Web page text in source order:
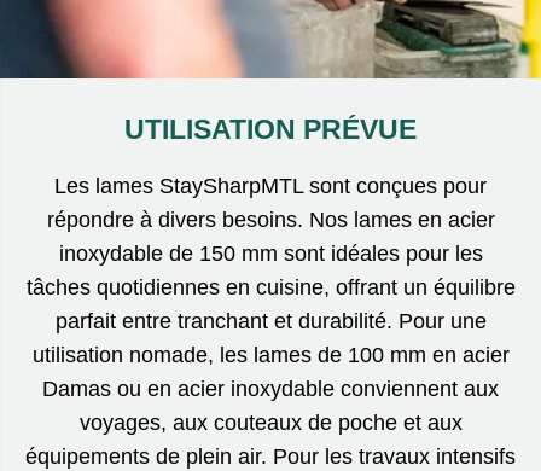
UTILISATION PRÉVUE
Les lames StaySharpMTL sont conçues pour
répondre à divers besoins. Nos lames en acier
inoxydable de 150 mm sont idéales pour les
tâches quotidiennes en cuisine, offrant un équilibre
parfait entre tranchant et durabilité. Pour une
utilisation nomade, les lames de 100 mm en acier
Damas ou en acier inoxydable conviennent aux
voyages, aux couteaux de poche et aux
équipements de plein air. Pour les travaux intensifs